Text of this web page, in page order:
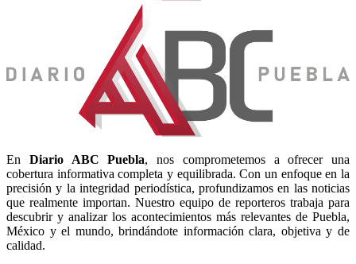
En Diario ABC Puebla, nos comprometemos a ofrecer una
cobertura informativa completa y equilibrada. Con un enfoque en la
precisión y la integridad periodística, profundizamos en las noticias
que realmente importan. Nuestro equipo de reporteros trabaja para
descubrir y analizar los acontecimientos más relevantes de Puebla,
México y el mundo, brindándote información clara, objetiva y de
calidad.